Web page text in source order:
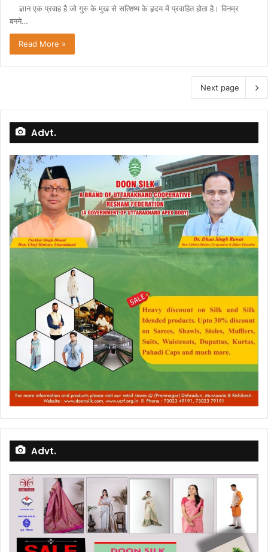
ज्ञान एक प्रवाह है जो गुरु के मुख से सत्शिष्य के हृदय में प्रवाहित होता है। विनम्र
बनने…
Read More »
Next page
Advt.
Advt.